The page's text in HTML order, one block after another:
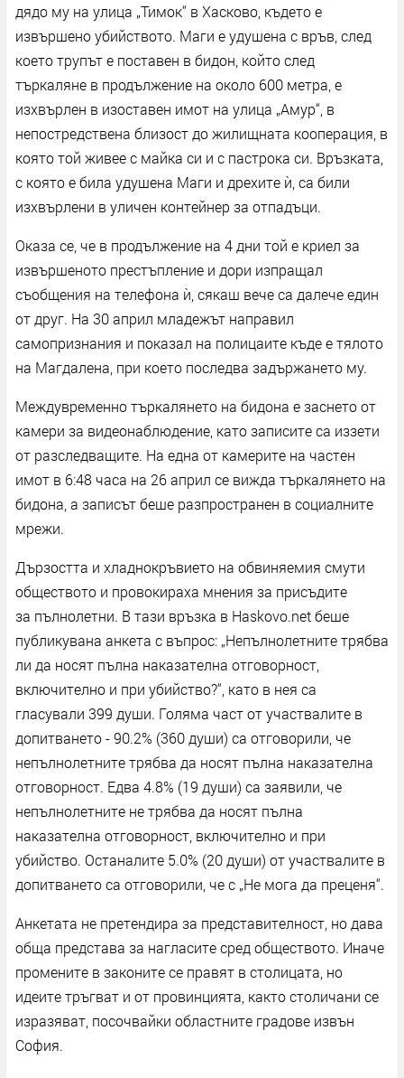
дядо му на улица „Тимок“ в Хасково, където е
извършено убийството. Маги е удушена с връв, след
което трупът е поставен в бидон, който след
търкаляне в продължение на около 600 метра, е
изхвърлен в изоставен имот на улица „Амур“, в
непостредствена близост до жилищната кооперация, в
която той живее с майка си и с пастрока си. Връзката,
с която е била удушена Маги и дрехите ѝ, са били
изхвърлени в уличен контейнер за отпадъци.
Оказа се, че в продължение на 4 дни той е криел за
извършеното престъпление и дори изпращал
съобщения на телефона ѝ, сякаш вече са далече един
от друг. На 30 април младежът направил
самопризнания и показал на полицаите къде е тялото
на Магдалена, при което последва задържането му.
Междувременно търкалянето на бидона е заснето от
камери за видеонаблюдение, като записите са иззети
от разследващите. На една от камерите на частен
имот в 6:48 часа на 26 април се вижда търкалянето на
бидона, а записът беше разпространен в социалните
мрежи.
Дързостта и хладнокръвието на обвиняемия смути
обществото и провокираха мнения за присъдите
за пълнолетни. В тази връзка в Haskovo.net беше
публикувана анкета с въпрос: „Непълнолетните трябва
ли да носят пълна наказателна отговорност,
включително и при убийство?“, като в нея са
гласували 399 души. Голяма част от участвалите в
допитването - 90.2% (360 души) са отговорили, че
непълнолетните трябва да носят пълна наказателна
отговорност. Едва 4.8% (19 души) са заявили, че
непълнолетните не трябва да носят пълна
наказателна отговорност, включително и при
убийство. Останалите 5.0% (20 души) от участвалите в
допитването са отговорили, че с „Не мога да преценя“.
Анкетата не претендира за представителност, но дава
обща представа за нагласите сред обществото. Иначе
промените в законите се правят в столицата, но
идеите тръгват и от провинцията, както столичани се
изразяват, посочвайки областните градове извън
София.